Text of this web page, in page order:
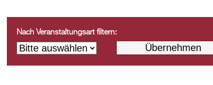
Nach Veranstaltungsart filtern: